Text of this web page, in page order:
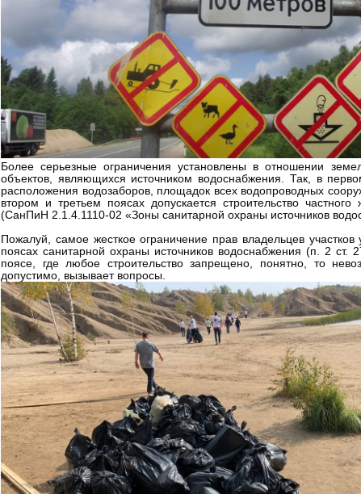
Более серьезные ограничения установлены в отношении
объектов, являющихся источником водоснабжения. Так, в
расположения водозаборов, площадок всех водопроводных
втором и третьем поясах допускается строительство
(СанПиН 2.1.4.1110-02 «Зоны санитарной охраны источников
Пожалуй, самое жесткое ограничение прав владельцев
поясах санитарной охраны источников водоснабжения (п. 2
поясе, где любое строительство запрещено, понятно, то
допустимо, вызывает вопросы.